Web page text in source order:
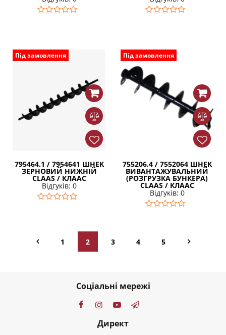
Під замовлення
795464.1 / 7954641 ШНЕК
ЗЕРНОВИЙ НИЖНІЙ
CLAAS / КЛААС
Відгуків: 0
Під замовлення
755206.4 / 7552064 ШНЕК
ВИВАНТАЖУВАЛЬНИЙ
(РОЗГРУЗКА БУНКЕРА)
CLAAS / КЛААС
Відгуків: 0
1 2 3 4 5
Соціальні мережі
Директ